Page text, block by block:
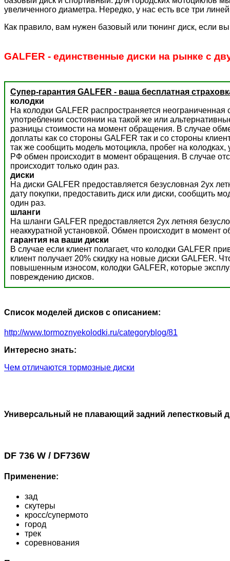
увеличенного диаметра. Нередко, у нас есть все три
Как правило, вам нужен базовый или тюнинг диск, если
GALFER - единственные диски на рынке с
Супер-гарантия GALFER - ваша бесплатная
колодки
На колодки GALFER распространяется
употреблении состоянии на такой же или
разницы стоимости на момент обращения. В случае
доплаты как со стороны GALFER так и со стороны
так же сообщить модель мотоцикла, пробег на
РФ обмен происходит в момент обращения. В случае
происходит только один раз.
диски
На диски GALFER предоставляется безусловная 2ух
дату покупки, предоставить диск или диски, сообщить
один раз.
шланги
На шланги GALFER предоставляется 2ух летняя
неаккуратной установкой. Обмен происходит в момент
гарантия на ваши диски
В случае если клиент полагает, что колодки GALFER
клиент получает 20% скидку на новые диски GALFER.
повышенным износом, колодки GALFER, которые
повреждению дисков.
Список моделей дисков с описанием:
http://www.tormoznyekolodki.ru/categoryblog/81
Интересно знать:
Чем отличаются тормозные диски
Универсальный не плавающий задний лепестковый
DF 736 W / DF736W
Применение:
зад
скутеры
кросс/супермото
город
трек
соревнования